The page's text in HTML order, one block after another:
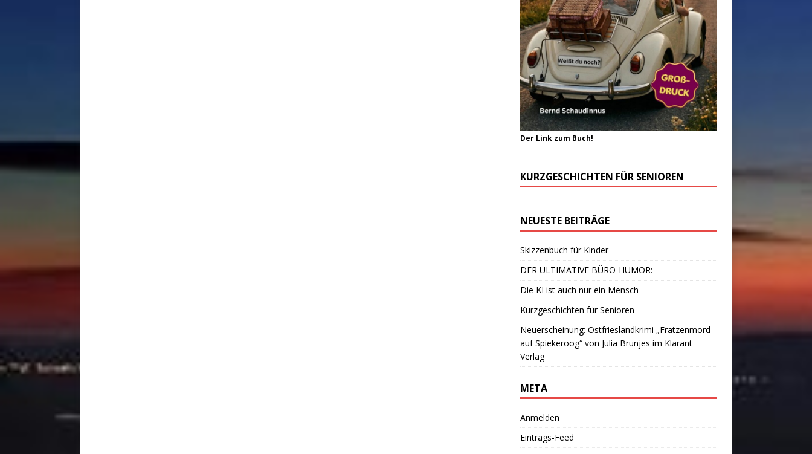
Der Link zum Buch!
KURZGESCHICHTEN FÜR SENIOREN
NEUESTE BEITRÄGE
Skizzenbuch für Kinder
DER ULTIMATIVE BÜRO-HUMOR:
Die KI ist auch nur ein Mensch
Kurzgeschichten für Senioren
Neuerscheinung: Ostfrieslandkrimi „Fratzenmord
auf Spiekeroog“ von Julia Brunjes im Klarant
Verlag
META
Anmelden
Eintrags-Feed